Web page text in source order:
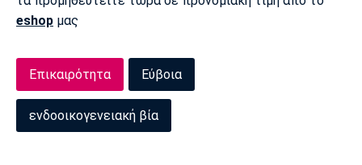
eshop μας
Επικαιρότητα Εύβοια
ενδοοικογενειακή βία